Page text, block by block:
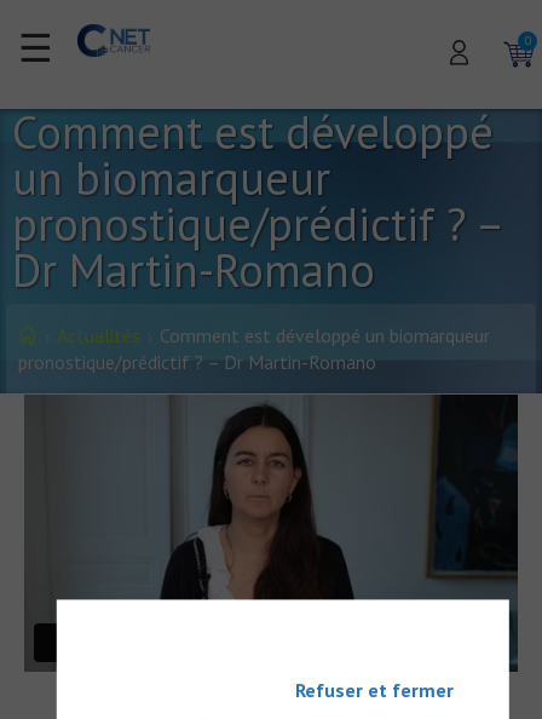
☰ 0
Comment est développé
un biomarqueur
pronostique/prédictif ? –
Dr Martin-Romano
Actualités
Comment est développé un biomarqueur
pronostique/prédictif ? – Dr Martin-Romano
Refuser et fermer